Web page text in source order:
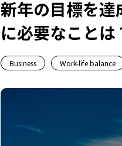
新年の目標を達
に必要なことは
Business Work-life balance